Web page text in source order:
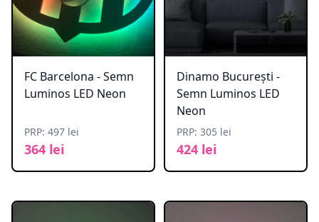
FC Barcelona - Semn
Luminos LED Neon
PRP: 497 lei
364 lei
Dinamo București -
Semn Luminos LED
Neon
PRP: 305 lei
424 lei